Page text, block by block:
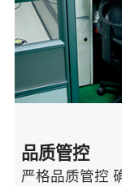
品质管控
严格品质管控